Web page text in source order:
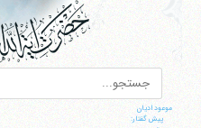
موعود ادیان
پیش گفتار: